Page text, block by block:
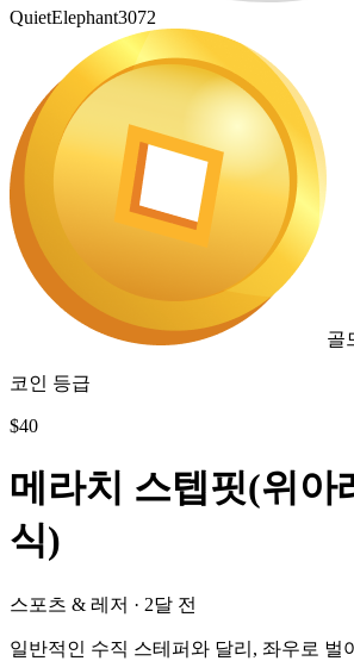
QuietElephant3072
골
코인 등급
$40
메라치 스텝핏(위아
식)
스포츠 & 레저 · 2달 전
일반적인 수직 스테퍼와 달리, 좌우로 벌